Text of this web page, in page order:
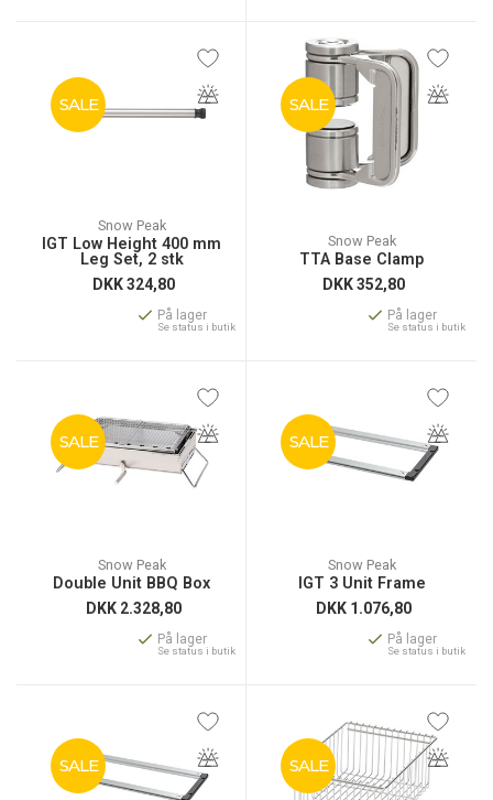
SALE
Snow Peak
IGT Low Height 400 mm
Leg Set, 2 stk
DKK324,80
På lager
Se status i butik
SALE
Snow Peak
TTA Base Clamp
DKK352,80
På lager
Se status i butik
SALE
Snow Peak
Double Unit BBQ Box
DKK 2.328,80
På lager
Se status i butik
SALE
Snow Peak
IGT 3 Unit Frame
DKK 1.076,80
På lager
Se status i butik
SALE SALE